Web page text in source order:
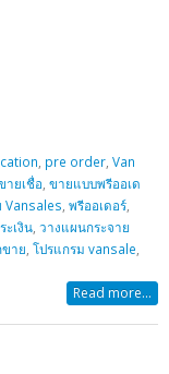
, pre order, Van
ายเชื่อ, ขายแบบพรีออเด
Vansales, พรีออเดอร์,
ะเงิน, วางแผนกระจาย
าย, โปรแกรม vansale,
Read more...